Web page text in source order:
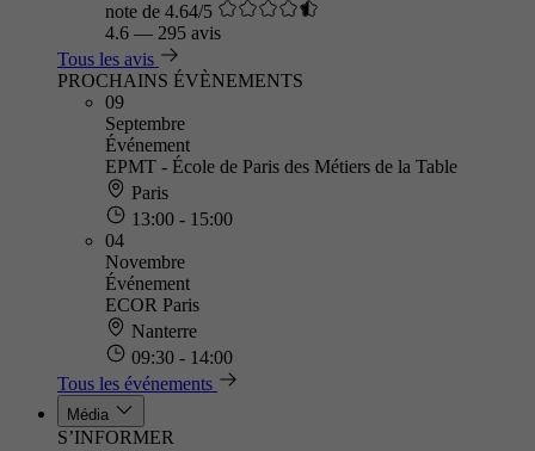
note de 4.64/5
4.6 — 295 avis
Tous les avis
PROCHAINS ÉVÈNEMENTS
09
Septembre
Événement
EPMT - École de Paris des Métiers de la Table
Paris
13:00 - 15:00
04
Novembre
Événement
ECOR Paris
Nanterre
09:30 - 14:00
Tous les événements
Média
S’INFORMER